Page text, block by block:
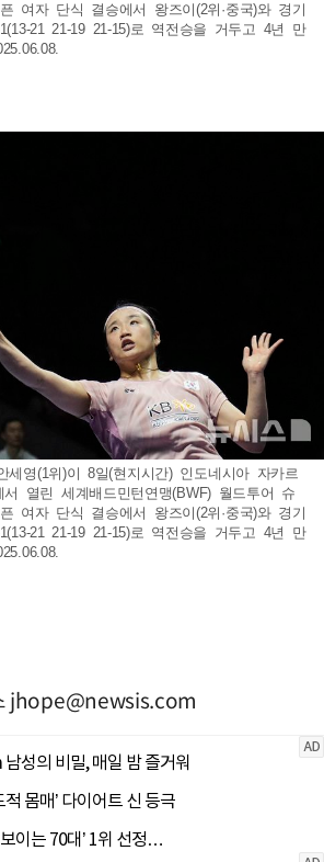
여자 단식 결승에서 왕즈이(2위·중국)와 경기
21 21-19 21-15)로 역전승을 거두고 4년 만
세영(1위)이 8일(현지시간) 인도네시아 자카르
열린 세계배드민턴연맹(BWF) 월드투어 슈
여자 단식 결승에서 왕즈이(2위·중국)와 경기
21 21-19 21-15)로 역전승을 거두고 4년 만
jhope@newsis.com